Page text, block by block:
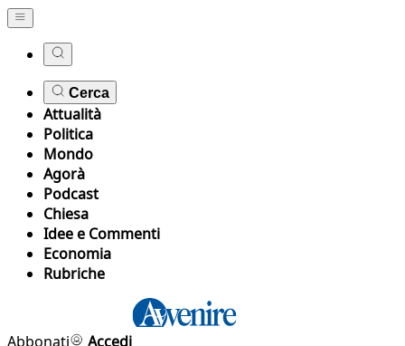
Cerca
Attualità
Politica
Mondo
Agorà
Podcast
Chiesa
Idee e Commenti
Economia
Rubriche
Abbonati
Accedi